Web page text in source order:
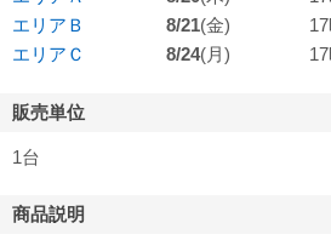
エリアＢ
8/21(金)
エリアＣ
8/24(月)
販売単位
1台
商品説明